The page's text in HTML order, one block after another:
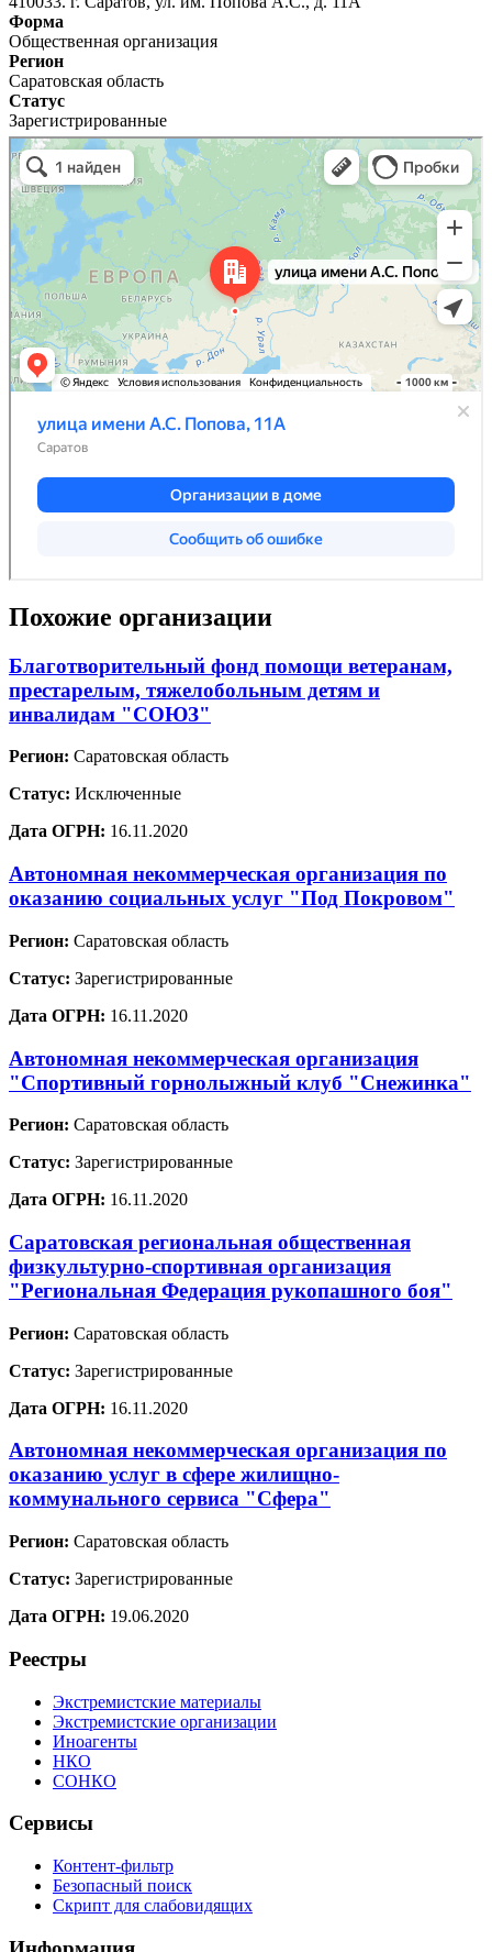
Форма
Общественная организация
Регион
Саратовская область
Статус
Зарегистрированные
Похожие организации
Благотворительный фонд помощи ветеранам,
престарелым, тяжелобольным детям и
инвалидам "СОЮЗ"
Регион: Саратовская область
Статус: Исключенные
Дата ОГРН: 16.11.2020
Автономная некоммерческая организация по
оказанию социальных услуг "Под Покровом"
Регион: Саратовская область
Статус: Зарегистрированные
Дата ОГРН: 16.11.2020
Автономная некоммерческая организация
"Спортивный горнолыжный клуб "Снежинка"
Регион: Саратовская область
Статус: Зарегистрированные
Дата ОГРН: 16.11.2020
Саратовская региональная общественная
физкультурно-спортивная организация
"Региональная Федерация рукопашного боя"
Регион: Саратовская область
Статус: Зарегистрированные
Дата ОГРН: 16.11.2020
Автономная некоммерческая организация по
оказанию услуг в сфере жилищно-
коммунального сервиса "Сфера"
Регион: Саратовская область
Статус: Зарегистрированные
Дата ОГРН: 19.06.2020
Реестры
Экстремистские материалы
Экстремистские организации
Иноагенты
НКО
СОНКО
Сервисы
Контент-фильтр
Безопасный поиск
Скрипт для слабовидящих